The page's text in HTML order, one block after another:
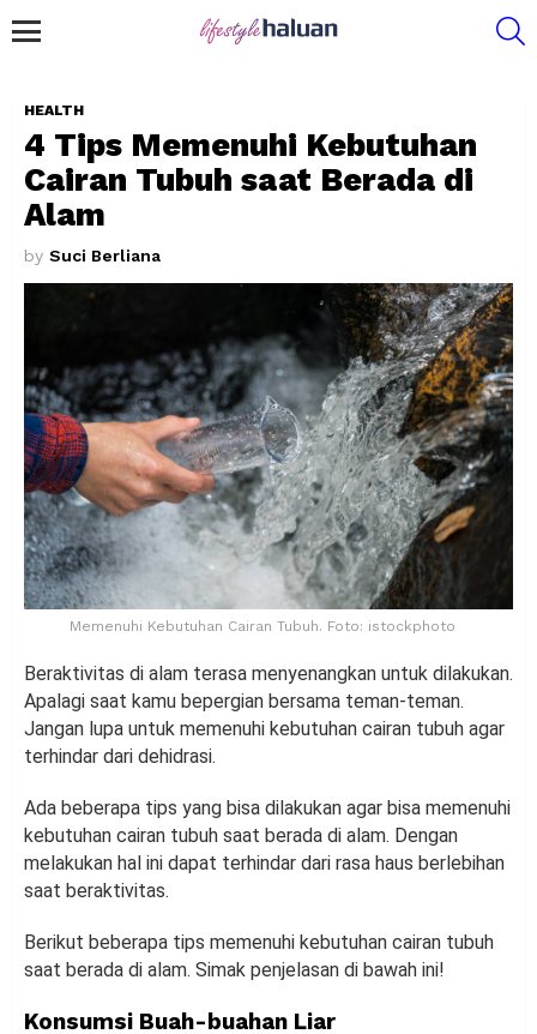
HEALTH
4 Tips Memenuhi Kebutuhan
Cairan Tubuh saat Berada di
Alam
by Suci Berliana
Memenuhi Kebutuhan Cairan Tubuh. Foto: istockphoto
Beraktivitas di alam terasa menyenangkan untuk dilakukan.
Apalagi saat kamu bepergian bersama teman-teman.
Jangan lupa untuk memenuhi kebutuhan cairan tubuh agar
terhindar dari dehidrasi.
Ada beberapa tips yang bisa dilakukan agar bisa memenuhi
kebutuhan cairan tubuh saat berada di alam. Dengan
melakukan hal ini dapat terhindar dari rasa haus berlebihan
saat beraktivitas.
Berikut beberapa tips memenuhi kebutuhan cairan tubuh
saat berada di alam. Simak penjelasan di bawah ini!
Konsumsi Buah-buahan Liar